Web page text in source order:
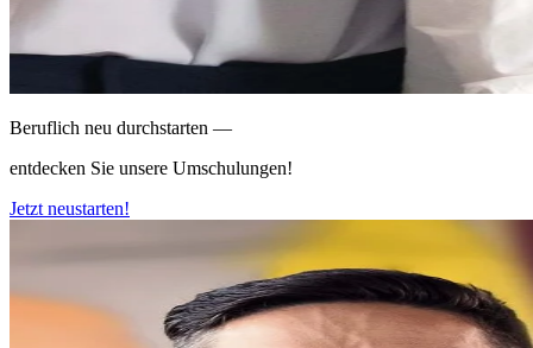
Beruflich neu durchstarten —
entdecken Sie unsere Umschulungen!
Jetzt neustarten!